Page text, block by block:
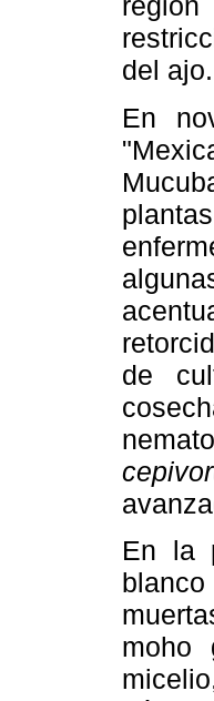
del ajo.
En
de
En la
moho